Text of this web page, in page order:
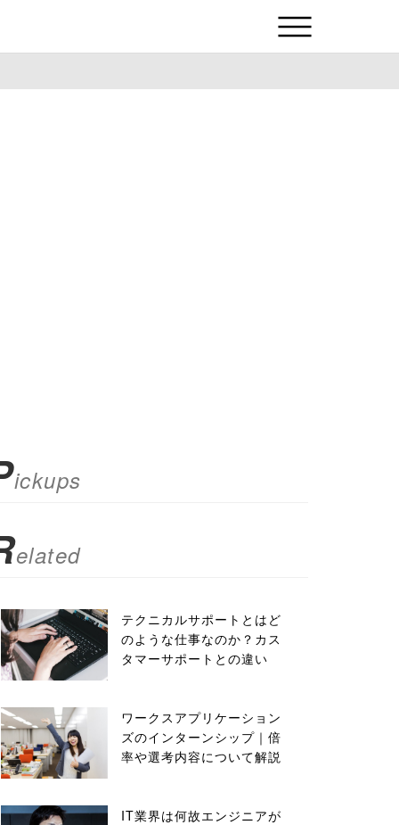
ickups
elated
テクニカルサポートとはど
のような仕事なのか？カス
タマーサポートとの違い
ワークスアプリケーション
ズのインターンシップ｜倍
率や選考内容について解説
IT業界は何故エンジニアが